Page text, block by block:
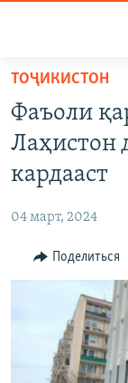
Вернуться
основному
содержанию
главной
навигации
Вернутся
НАСТОЯЩЕЕ
МИГРАНТ
ТОҶИКИСТОН
Фаъоли
Лаҳистон
кардааст
04 март, 2024
Поделиться